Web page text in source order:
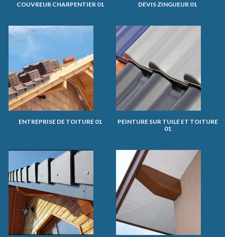
COUVREUR CHARPENTIER 01 DEVIS ZINGUEUR 01
ENTREPRISE DE TOITURE 01
PEINTURE SUR TUILE ET TOITURE
01